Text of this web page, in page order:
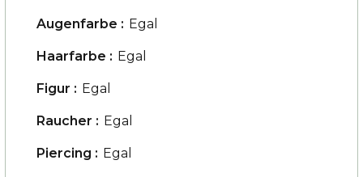
Augenfarbe : Egal
Haarfarbe : Egal
Figur : Egal
Raucher : Egal
Piercing : Egal